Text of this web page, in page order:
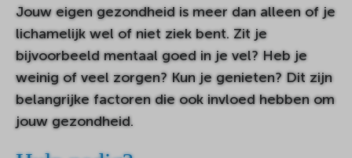
Jouw eigen gezondheid is meer dan alleen of je
lichamelijk wel of niet ziek bent. Zit je
bijvoorbeeld mentaal goed in je vel? Heb je
weinig of veel zorgen? Kun je genieten? Dit zijn
belangrijke factoren die ook invloed hebben om
jouw gezondheid.